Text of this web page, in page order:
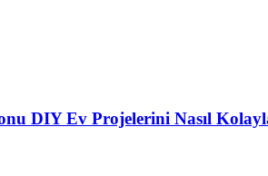
DIY Ev Projelerini Nasıl